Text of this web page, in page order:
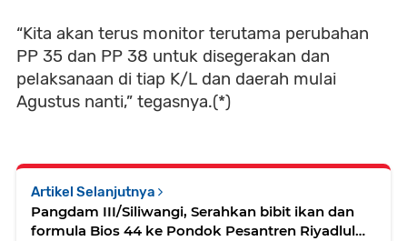
“Kita akan terus monitor terutama perubahan
PP 35 dan PP 38 untuk disegerakan dan
pelaksanaan di tiap K/L dan daerah mulai
Agustus nanti,” tegasnya.(*)
Artikel Selanjutnya
Pangdam III/Siliwangi, Serahkan bibit ikan dan
formula Bios 44 ke Pondok Pesantren Riyadlul